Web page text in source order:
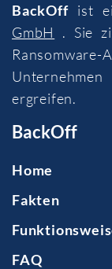
BackOffist
GmbH
. Sie
ergreifen.
BackOff
Home
Fakten
FAQ